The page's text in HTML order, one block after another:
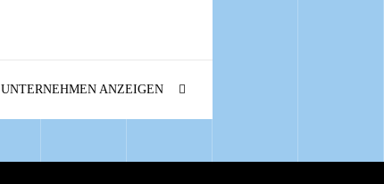
UNTERNEHMEN ANZEIGEN